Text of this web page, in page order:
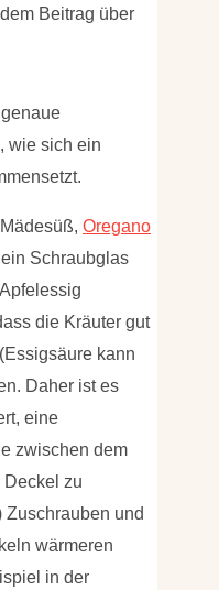
Beitrag über
wie sich ein
Oregano
Schraubglas
die Kräuter gut
kann
Daher ist es
eine
zwischen dem
Deckel zu
Zuschrauben und
wärmeren
in der